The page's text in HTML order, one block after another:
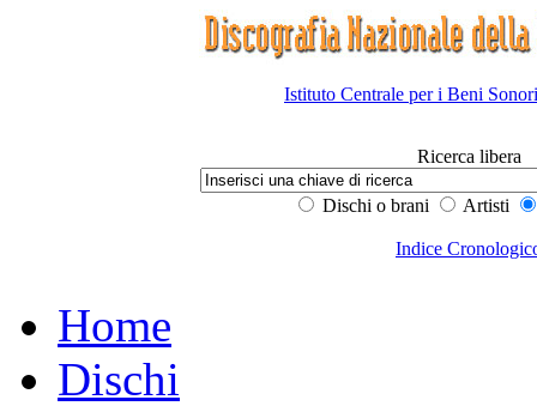
Istituto Centrale per i Beni
Ricerca libera
Dischi o brani Artisti
Indice
Home
Dischi